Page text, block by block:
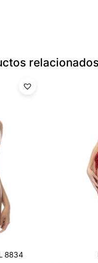
relacionados
8834